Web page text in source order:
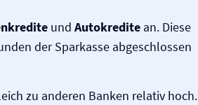
und Autokredite an. Diese
der Sparkasse abgeschlossen
zu anderen Banken relativ hoch.